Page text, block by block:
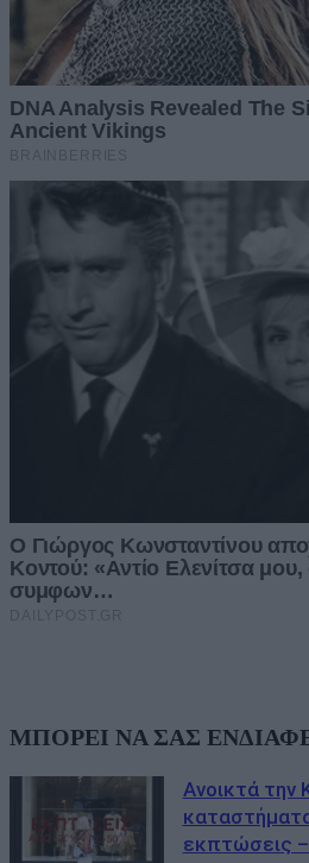
ΜΠΟΡΕΙ ΝΑ ΣΑΣ
Ανοικτά την
εκπτώσεις